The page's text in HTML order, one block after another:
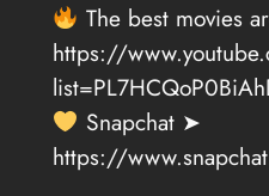
The best movies
https://
Snapchat ➤
https://